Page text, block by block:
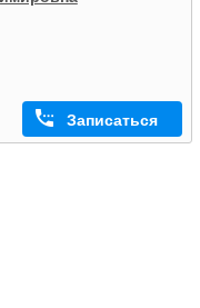
Записаться